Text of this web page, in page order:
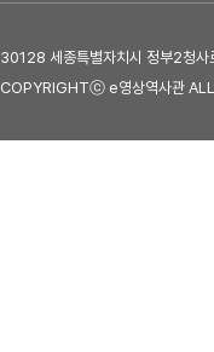
30128 세종특별자치시 정부2청
COPYRIGHTⓒ e영상역사관